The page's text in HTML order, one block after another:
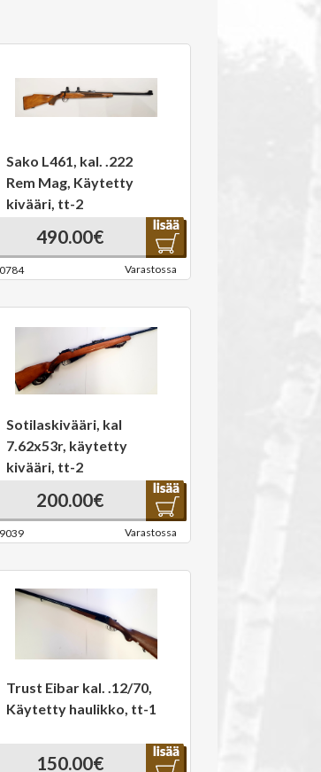
Sako L461, kal. .222
Rem Mag, Käytetty
kivääri, tt-2
490.00€
Varastossa
Sotilaskivääri, kal
7.62x53r, käytetty
kivääri, tt-2
200.00€
Varastossa
Trust Eibar kal. .12/70,
Käytetty haulikko, tt-1
150.00€